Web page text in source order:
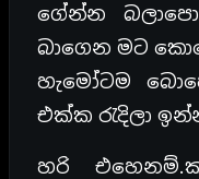
ගේන්න
බාගෙන මට
හැමෝටම
එක්ක රැදිලා
හරි